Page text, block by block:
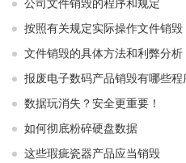
公司文件销毁的程序和规定
按照有关规定实际操作文件销毁
文件销毁的具体方法和利弊分析
报废电子数码产品销毁有哪些程
数据玩消失？安全更重要！
如何彻底粉碎硬盘数据
这些瑕疵瓷器产品应当销毁